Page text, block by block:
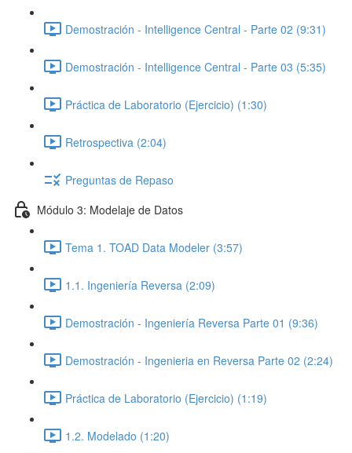
Demostración - Intelligence Central - Parte 02 (9:31)
Demostración - Intelligence Central - Parte 03 (5:35)
Práctica de Laboratorio (Ejercicio) (1:30)
Retrospectiva (2:04)
Preguntas de Repaso
Módulo 3: Modelaje de Datos
Tema 1. TOAD Data Modeler (3:57)
1.1. Ingeniería Reversa (2:09)
Demostración - Ingeniería Reversa Parte 01 (9:36)
Demostración - Ingenieria en Reversa Parte 02 (2:24)
Práctica de Laboratorio (Ejercicio) (1:19)
1.2. Modelado (1:20)